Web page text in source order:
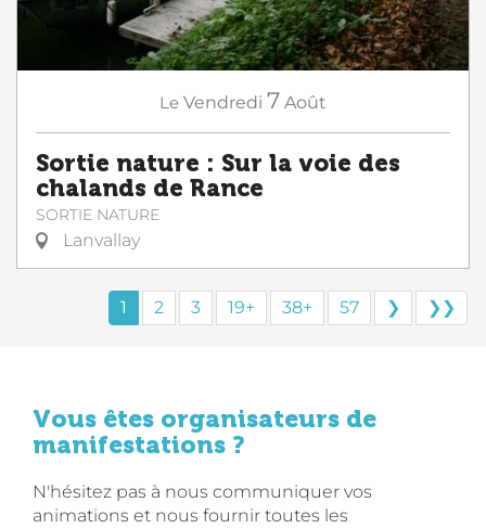
Le Vendredi 7 Août
Sortie nature : Sur la voie des
chalands de Rance
SORTIE NATURE
Lanvallay
1 2 3 19+ 38+ 57 ❯ ❯❯
Vous êtes organisateurs de
manifestations ?
N'hésitez pas à nous communiquer vos
animations et nous fournir toutes les